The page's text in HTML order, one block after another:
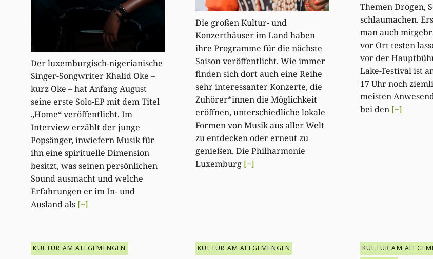
Der luxemburgisch-nigerianische
Singer-Songwriter Khalid Oke –
kurz Oke – hat Anfang August
seine erste Solo-EP mit dem Titel
„Home“ veröffentlicht. Im
Interview erzählt der junge
Popsänger, inwiefern Musik für
ihn eine spirituelle Dimension
besitzt, was seinen persönlichen
Sound ausmacht und welche
Erfahrungen er im In- und
Ausland als [+]
Die großen Kultur- und
Konzerthäuser im Land haben
ihre Programme für die nächste
Saison veröffentlicht. Wie immer
finden sich dort auch eine Reihe
sehr interessanter Konzerte, die
Zuhörer*innen die Möglichkeit
eröffnen, unterschiedliche lokale
Formen von Musik aus aller Welt
zu entdecken oder erneut zu
genießen. Die Philharmonie
Luxemburg [+]
Themen Drogen,
schlaumachen.
man auch
vor Ort testen
vor der
Lake-Festival ist
17 Uhr noch
meisten
bei den [+]
KULTUR AM ALLGEMENGEN KULTUR AM ALLGEMENGEN
KULTUR AM